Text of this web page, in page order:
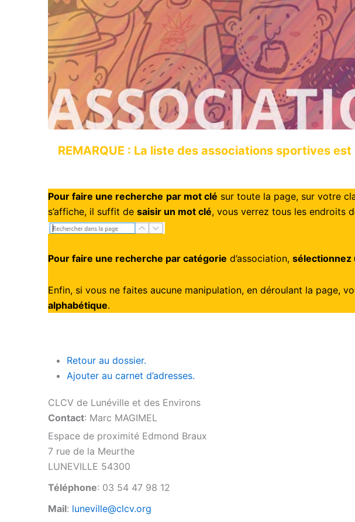
REMARQUE : La liste des associations sportives
Pour faire une recherche par mot clé sur toute la page, sur votre
s’affiche, il suffit de saisir un mot clé, vous verrez tous les endroits
Pour faire une recherche par catégorie d’association, sélectionnez
Enfin, si vous ne faites aucune manipulation, en déroulant la page,
alphabétique.
Retour au dossier.
Ajouter au carnet d’adresses.
CLCV de Lunéville et des Environs
Contact: Marc MAGIMEL
Espace de proximité Edmond Braux
7 rue de la Meurthe
LUNEVILLE 54300
Téléphone: 03 54 47 98 12
Mail: luneville@clcv.org